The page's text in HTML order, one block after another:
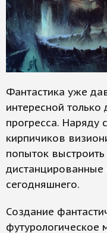
Фантастика уже
интересной
прогресса. Наряду
кирпичиков
попыток
дистанцированные
сегодняшнего.
Создание
футурологическое